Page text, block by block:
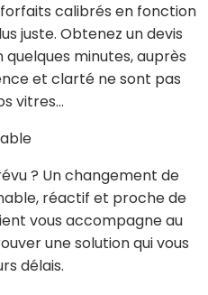
calibrés en fonction
juste. Obtenez un devis
minutes, auprès
et clarté ne sont pas
vitres…
? Un changement de
réactif et proche de
vous accompagne au
une solution qui vous
délais.